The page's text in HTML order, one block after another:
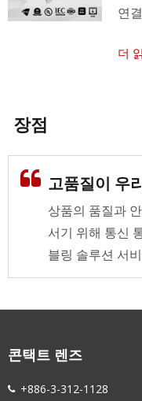
연
더
장점
고품질이 우
상품의 품질과
서기 위해 통신
블링 솔루션 서
콘택트 렌즈
+886-3-312-1128